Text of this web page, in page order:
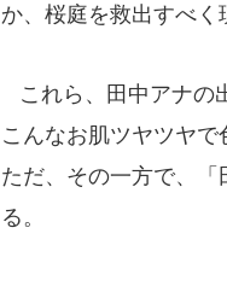
か、桜庭を救出すべく
これら、田中アナの
こんなお肌ツヤツヤで
ただ、その一方で、
る。